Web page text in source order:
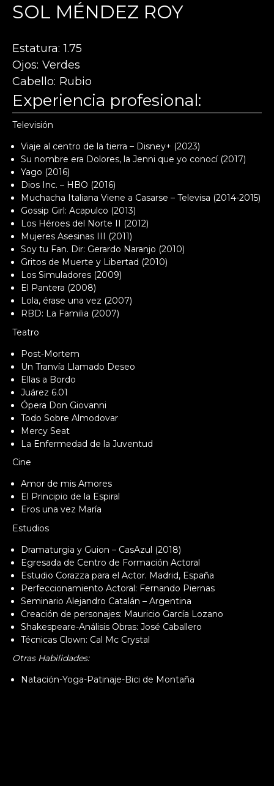
SOL MÉNDEZ ROY
Estatura 1.75
Ojos Verdes
Cabello Rubio
Experiencia profesional:
Televisión
Viaje al centro de la tierra – Disney+ (2023)
Su nombre era Dolores, la Jenni que yo conocí (2017)
Yago (2016)
Dios Inc. – HBO (2016)
Muchacha Italiana Viene a Casarse – Televisa (2014-2015)
Gossip Girl: Acapulco (2013)
Los Héroes del Norte II (2012)
Mujeres Asesinas III (2011)
Soy tu Fan. Dir: Gerardo Naranjo (2010)
Gritos de Muerte y Libertad (2010)
Los Simuladores (2009)
El Pantera (2008)
Lola, érase una vez (2007)
RBD: La Familia (2007)
Teatro
Post-Mortem
Un Tranvía Llamado Deseo
Ellas a Bordo
Juárez 6.01
Ópera Don Giovanni
Todo Sobre Almodovar
Mercy Seat
La Enfermedad de la Juventud
Cine
Amor de mis Amores
El Principio de la Espiral
Eros una vez María
Estudios
Dramaturgia y Guion – CasAzul (2018)
Egresada de Centro de Formación Actoral
Estudio Corazza para el Actor. Madrid, España
Perfeccionamiento Actoral: Fernando Piernas
Seminario Alejandro Catalán – Argentina
Creación de personajes: Mauricio García Lozano
Shakespeare-Análisis Obras: José Caballero
Técnicas Clown: Cal Mc Crystal
Otras Habilidades:
Natación-Yoga-Patinaje-Bici de Montaña